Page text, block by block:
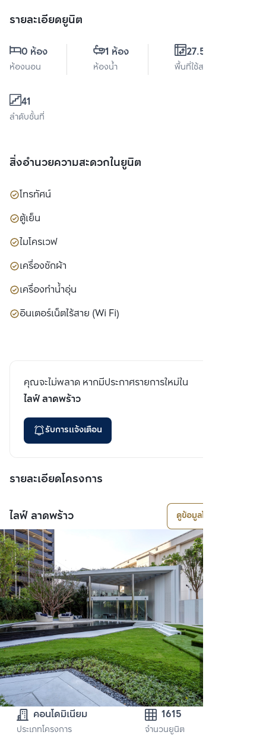
รายละเอียดยูนิต
0 ห้อง
ห้องนอน
1 ห้อง
ห้องน้ำ
27.53 ตร.ม.
พื้นที่ใช้สอย
41
ลำดับชั้นที่
สิ่งอำนวยความสะดวกในยูนิต
โทรทัศน์
ตู้เย็น
ไมโครเวฟ
เครื่องซักผ้า
เครื่องทำน้ำอุ่น
อินเตอร์เน็ตไร้สาย (Wi Fi)
คุณจะไม่พลาด หากมีประกาศรายการใหม่ใน
ไลฟ์ ลาดพร้าว
รับการแจ้งเตือน
รายละเอียดโครงการ
ไลฟ์ ลาดพร้าว ดูข้อมูลโครงการ
คอนโดมิเนียม
ประเภทโครงการ
1615
จำนวนยูนิต